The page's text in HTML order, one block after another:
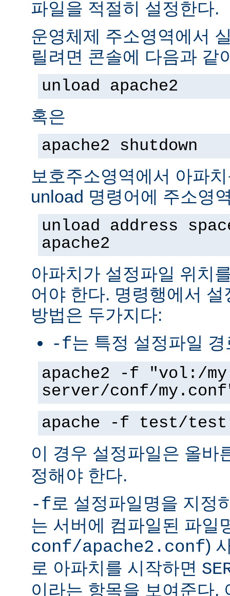
파일을 적절히 설정한다.
운영체제 주소영역에서
릴려면 콘솔에 다음과 같
unload apache2
혹은
apache2 shutdown
보호주소영역에서 아파
unload 명령어에 주소영
unload address
apache2
아파치가 설정파일 위치
어야 한다. 명령행에서
방법은 두가지다:
-f는 특정 설정파일
apache2 -f "vol:/my
server/conf/
apache -f test/
이 경우 설정파일은 올바
정해야 한다.
-f로 설정파일명을 지정
는 서버에 컴파일된 파일
conf/apache2.conf)
로 아파치를 시작하면
이라는 항목을 보여준다.